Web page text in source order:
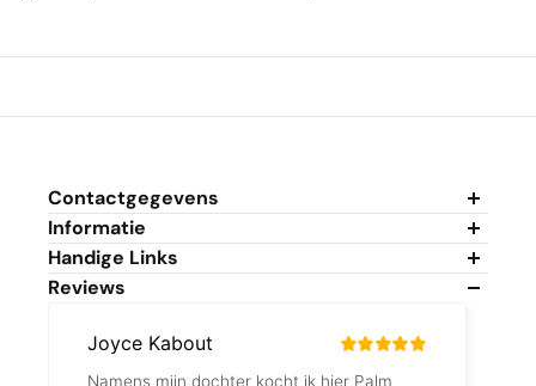
Contactgegevens
Informatie
Algemene Voorwaarden
Privacybeleid
Duurzaamheidsbeleid
Over Reviews
Handige Links
Mijn Account
Veelgestelde Vragen
Retour/Annulering aanvragen
Reviews